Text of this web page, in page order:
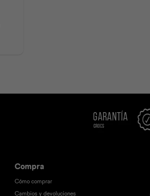
Compra
Cómo comprar
Cambios y devoluciones